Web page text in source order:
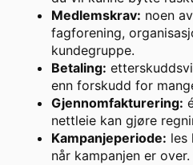
Medlemskrav: noen
fagforening,
kundegruppe.
Betaling:
enn forskudd for
Gjennomfakturering:
nettleie kan gjøre
Kampanjeperiode: les
når kampanjen er over.